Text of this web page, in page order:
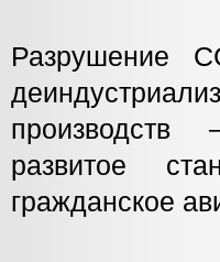
Разрушение
производств
развитое
гражданское